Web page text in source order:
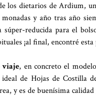
los dietarios de Ardium,
y año tras año
súper-reducida para el
¡al final, encontré esta
viaje, en concreto el
de Hojas de Costilla
y es de buenísima calidad